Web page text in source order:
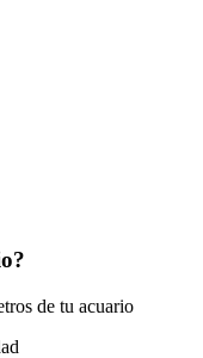
de tu acuario